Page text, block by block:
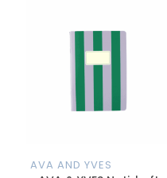
AVA AND YVES